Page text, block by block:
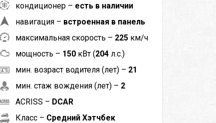
кондиционер – есть в наличии
навигация – встроенная в панель
максимальная скорость – 225 км/ч
мощность – 150 кВт (204 л.с.)
мин. возраст водителя (лет) – 21
мин. стаж вождения (лет) – 2
ACRISS – DCAR
Класс – Средний Хэтчбек